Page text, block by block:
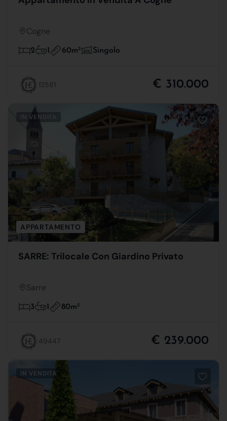
Cogne
2 1 60m2 Singolo
12581 € 310.000
IN VENDITA
APPARTAMENTO
SARRE: Trilocale Con Giardino Privato
Sarre
3 1 80m2
49447 € 239.000
IN VENDITA